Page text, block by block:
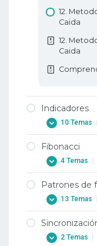
12.
Caida
12.
Caida
Indicadores
10 Temas
1. RSI –
2. Forex
2. Forex
3. Forex
3. Forex
Fibonacci
4 Temas
1.
2.
divisas
Patrones de
13 Temas
1.
Double
2 Temas